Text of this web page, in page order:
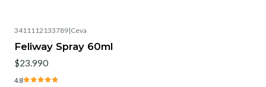
3411112133789|Ceva
Feliway Spray 60ml
$23.990
4.8